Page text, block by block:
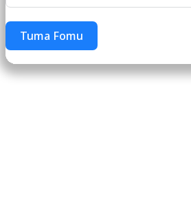
Tuma Fomu